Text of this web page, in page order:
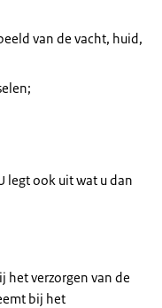
van de vacht, huid,
legt ook uit wat u dan
het verzorgen van de
bij het